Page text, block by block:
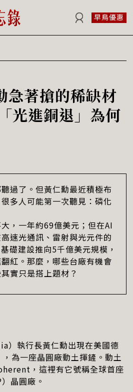
早鳥優惠
急著搶的稀缺材
光進銅退」為何
過了。但黃仁勳最近積極布
多人可能第一次聽見：磷化
，一年約69億美元；但在AI
速光通訊、雷射與光元件的
礎建設推向5千億美元規模，
紅。那麼，哪些台廠有機會
實只是搭上題材？
）執行長黃仁勳出現在美國德
為一座晶圓廠動土揮鏟。動土
，這裡有它號稱全球首座
晶圓廠。